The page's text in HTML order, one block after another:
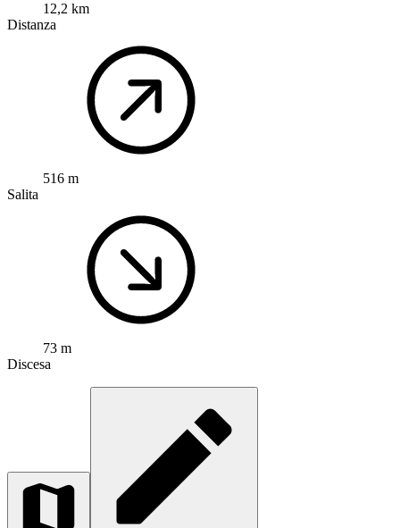
12,2 km
Distanza
516 m
Salita
73 m
Discesa